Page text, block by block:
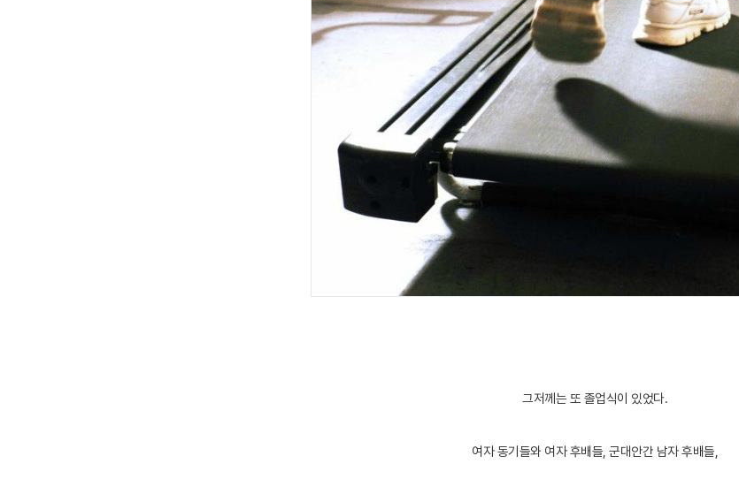
그저께는 또 졸업식이 있었다.
여자 동기들와 여자 후배들, 군대안간 남자 후배들,